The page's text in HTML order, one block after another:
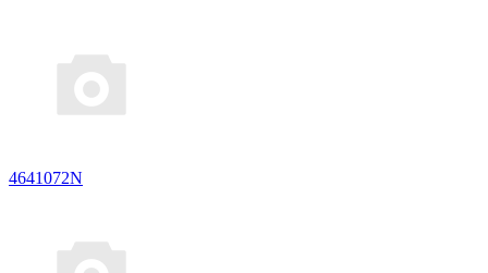
4641072N